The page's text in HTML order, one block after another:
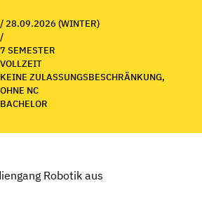
/ 28.09.2026 (WINTER)
/
7 SEMESTER
VOLLZEIT
KEINE ZULASSUNGSBESCHRÄNKUNG,
OHNE NC
BACHELOR
Robotik aus